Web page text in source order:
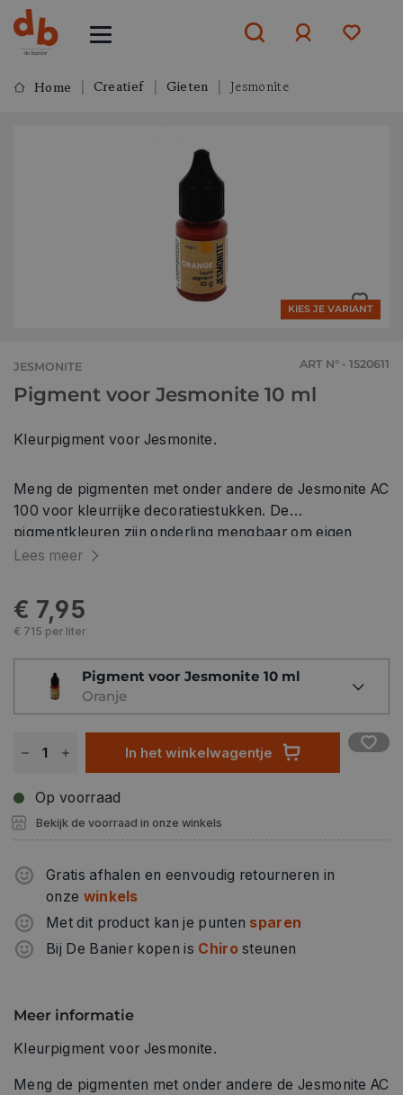
aanmelden
Home Creatief Gieten Jesmonite
KIES JE VARIANT
JESMONITE ART N° - 1520611
Pigment voor Jesmonite 10 ml
Kleurpigment voor Jesmonite.
Meng de pigmenten met onder andere de Jesmonite AC
100 voor kleurrijke decoratiestukken. De
pigmentkleuren zijn onderling mengbaar om eigen
unieke kleuren te maken.
Lees meer
€ 7,95
€ 715 per liter
Pigment voor Jesmonite 10 ml
Oranje
In het winkelwagentje
Op voorraad
Bekijk de voorraad in onze winkels
Gratis afhalen en eenvoudig retourneren in
onze winkels
Met dit product kan je punten sparen
Bij De Banier kopen is Chirosteunen
Meer informatie
Kleurpigment voor Jesmonite.
Meng de pigmenten met onder andere de Jesmonite AC